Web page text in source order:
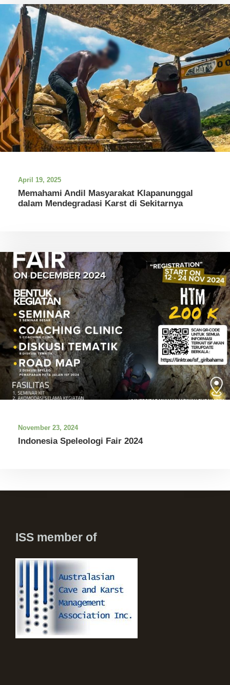
April 19, 2025
Memahami Andil Masyarakat Klapanunggal
dalam Mendegradasi Karst di Sekitarnya
November 23, 2024
Indonesia Speleologi Fair 2024
ISS member of